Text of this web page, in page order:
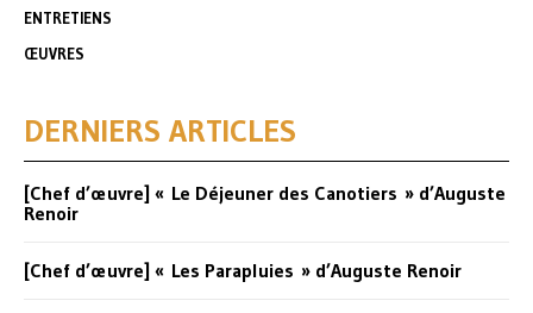
ENTRETIENS
ŒUVRES
DERNIERS ARTICLES
[Chef d’œuvre] « Le Déjeuner des Canotiers » d’Auguste
Renoir
[Chef d’œuvre] « Les Parapluies » d’Auguste Renoir